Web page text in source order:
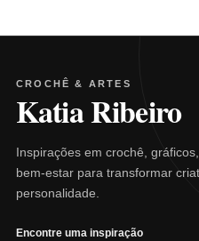
CROCHÊ & ARTES
Katia Ribeiro
Inspirações em crochê,
bem-estar para transformar
personalidade.
Encontre uma inspiração